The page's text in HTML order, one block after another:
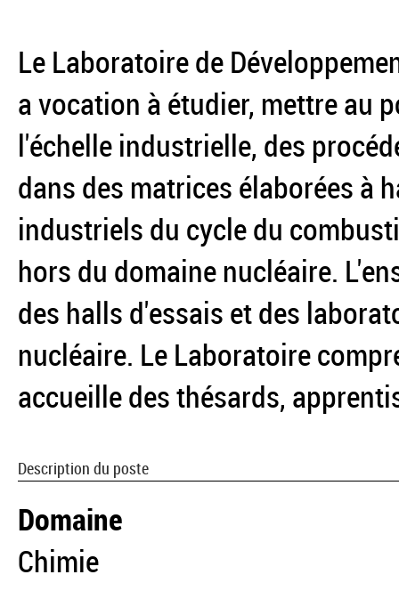
Le Laboratoire de
a vocation à étudier, mettre au
l'échelle industrielle, des
dans des matrices élaborées à
industriels du cycle du
hors du domaine nucléaire.
des halls d'essais et des
nucléaire. Le Laboratoire
accueille des thésards,
Description du poste
Domaine
Chimie